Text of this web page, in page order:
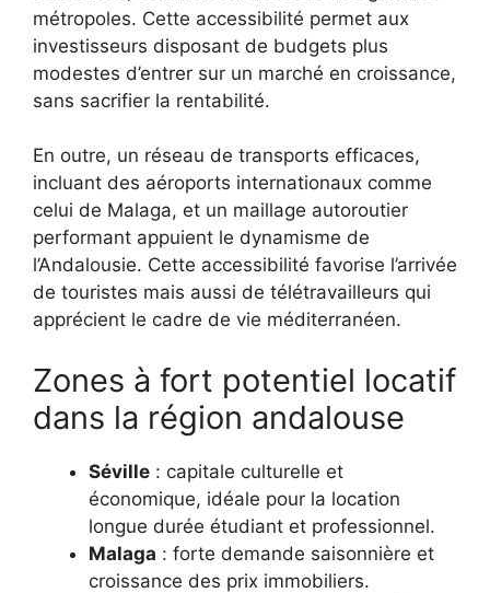
métropoles. Cette accessibilité permet aux
investisseurs disposant de budgets plus
modestes d’entrer sur un marché en croissance,
sans sacrifier la rentabilité.
En outre, un réseau de transports efficaces,
incluant des aéroports internationaux comme
celui de Malaga, et un maillage autoroutier
performant appuient le dynamisme de
l’Andalousie. Cette accessibilité favorise l’arrivée
de touristes mais aussi de télétravailleurs qui
apprécient le cadre de vie méditerranéen.
Zones à fort potentiel locatif
dans la région andalouse
Séville : capitale culturelle et
économique, idéale pour la location
longue durée étudiant et professionnel.
Malaga : forte demande saisonnière et
croissance des prix immobiliers.